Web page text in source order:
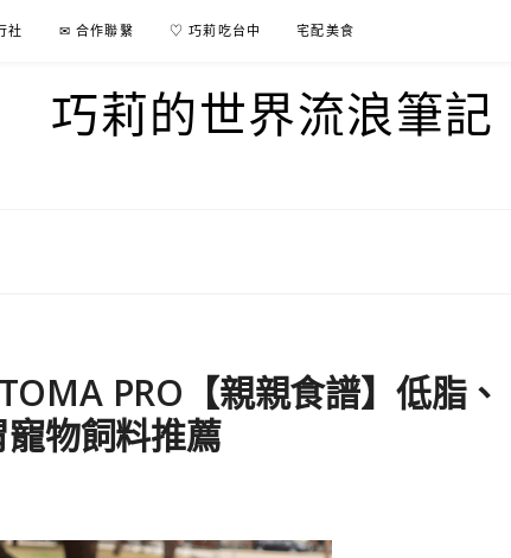
社 ✉ 合作聯繫 ♡ 巧莉吃台中 宅配美食
巧莉的世界流浪筆記
PRO【親親食譜】低脂、
物飼料推薦